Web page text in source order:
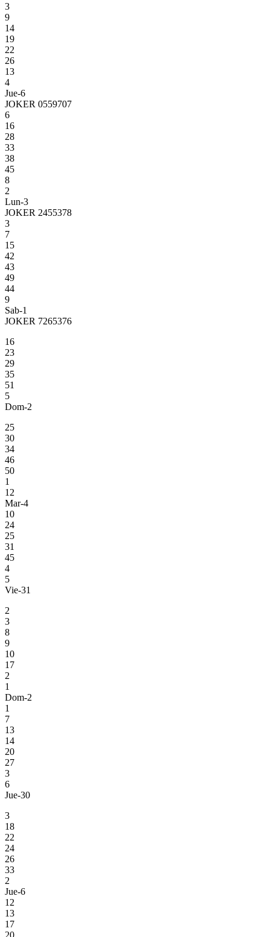
3
9
14
19
22
26
13
4
Jue-6
JOKER 0559707
6
16
28
33
38
45
8
2
Lun-3
JOKER 2455378
3
7
15
42
43
49
44
9
Sab-1
JOKER 7265376
16
23
29
35
51
5
Dom-2
25
30
34
46
50
1
12
Mar-4
10
24
25
31
45
4
5
Vie-31
2
3
8
9
10
17
2
1
Dom-2
1
7
13
14
20
27
3
6
Jue-30
3
18
22
24
26
33
2
Jue-6
12
13
17
20